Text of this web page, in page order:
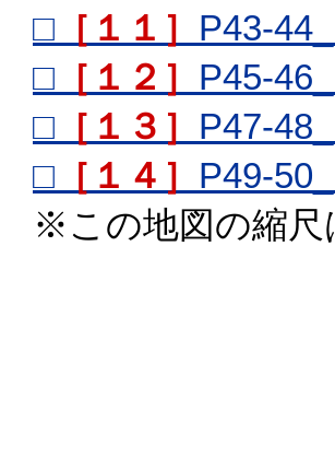
□ ［１１］ P43-
□ ［１２］ P45-
□ ［１３］ P47-
□ ［１４］ P49-
※この地図の縮尺